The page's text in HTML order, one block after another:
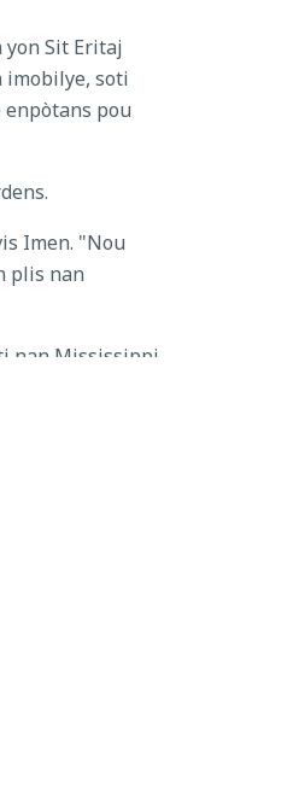
yon Sit Eritaj
imobilye, soti
pou
Imen. "Nou
plis nan
nan Mississippi